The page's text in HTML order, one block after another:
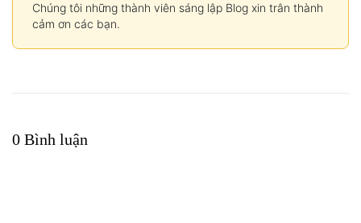
Chúng tôi những thành viên sáng lập Blog xin trân thành
cảm ơn các bạn.
0 Bình luận